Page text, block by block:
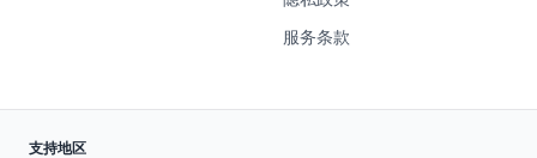
服务条款
支持地区